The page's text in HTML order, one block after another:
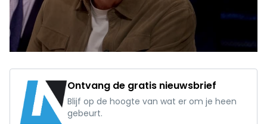
Ontvang de gratis nieuwsbrief
Blijf op de hoogte van wat er om je heen
gebeurt.